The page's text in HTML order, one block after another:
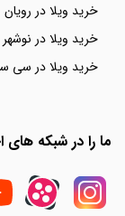
خرید ویلا در رویان
خرید ویلا در نوشهر
خرید ویلا در سی
ما را در شبکه های